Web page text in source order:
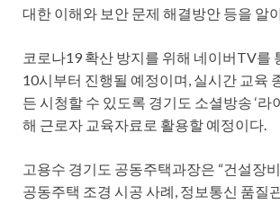
대한 이해와 보안 문제 해결방안 등을 알
코로나19 확산 방지를 위해 네이버TV를
10시부터 진행될 예정이며, 실시간 교육
든 시청할 수 있도록 경기도 소셜방송 ‘라
해 근로자 교육자료로 활용할 예정이다.
고용수 경기도 공동주택과장은 “건설장
공동주택 조경 시공 사례, 정보통신 품질